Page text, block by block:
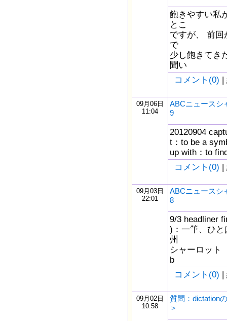
飽きやすい私
とこ
ですが、 前
で
少し飽きてき
聞い
コメント(0) |
09月06日
11:04
ABCニュース
9
20120904
t：to be a
up with：to
コメント(0) |
09月03日
22:01
ABCニュース
8
9/3 headliner
)：一筆、ひ
州
シャーロット
b
コメント(0) |
09月02日
10:58
質問：dictation
＞